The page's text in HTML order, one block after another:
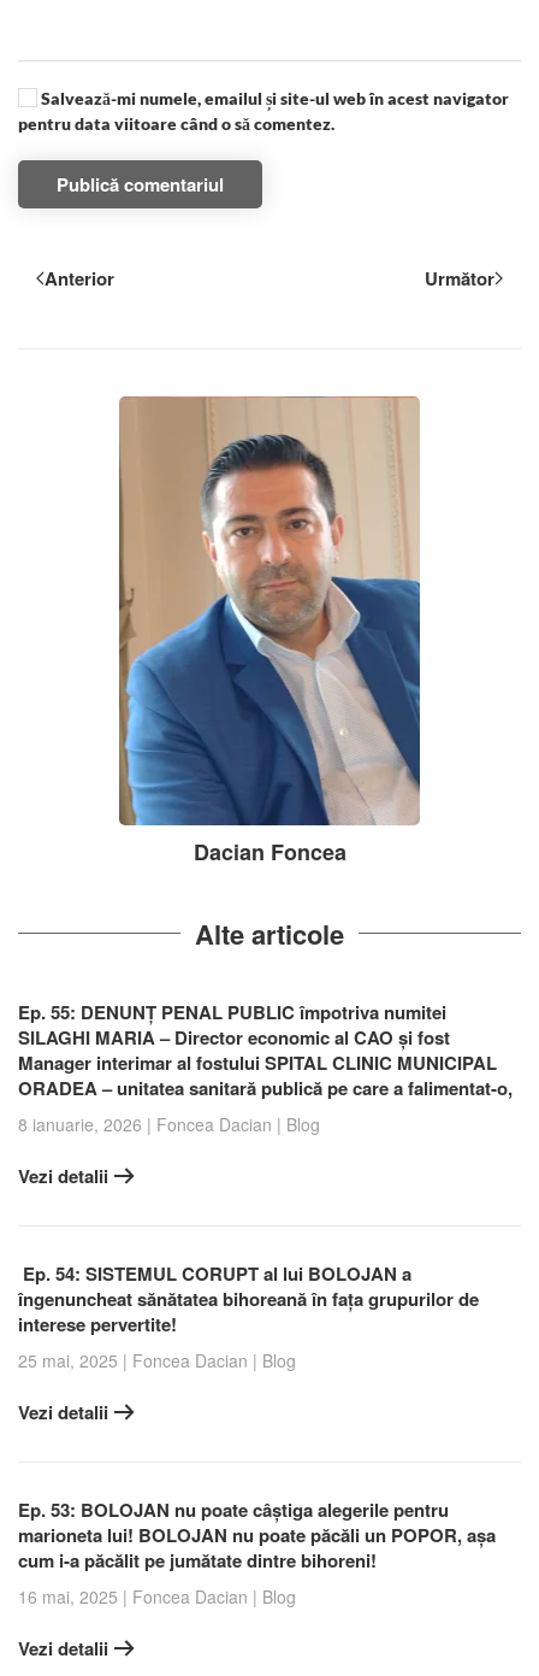
Salvează-mi numele, emailul și site-ul web în acest navigator
pentru data viitoare când o să comentez.
Publică comentariul
Anterior Următor
Dacian Foncea
Alte articole
Ep. 55: DENUNȚ PENAL PUBLIC împotriva numitei
SILAGHI MARIA – Director economic al CAO și fost
Manager interimar al fostului SPITAL CLINIC MUNICIPAL
ORADEA – unitatea sanitară publică pe care a falimentat-o,
8 ianuarie, 2026 | Foncea Dacian | Blog
Vezi detalii
Ep. 54: SISTEMUL CORUPT al lui BOLOJAN a
îngenuncheat sănătatea bihoreană în fața grupurilor de
interese pervertite!
25 mai, 2025 | Foncea Dacian | Blog
Vezi detalii
Ep. 53: BOLOJAN nu poate câștiga alegerile pentru
marioneta lui! BOLOJAN nu poate păcăli un POPOR, așa
cum i-a păcălit pe jumătate dintre bihoreni!
16 mai, 2025 | Foncea Dacian | Blog
Vezi detalii